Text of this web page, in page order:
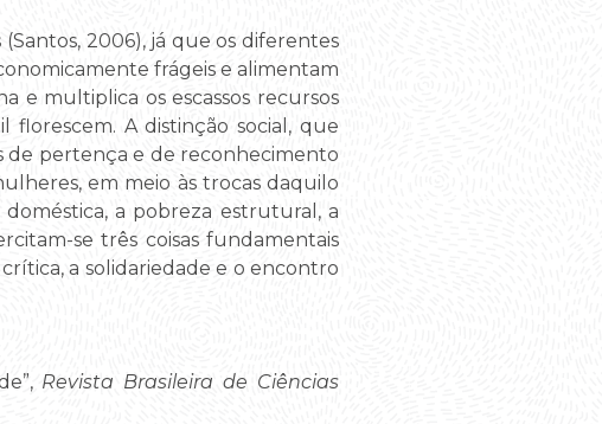
2006), já que os diferentes
frágeis e alimentam
e multiplica os escassos recursos
florescem. A distinção social, que
de pertença e de reconhecimento
em meio às trocas daquilo
a pobreza estrutural, a
se três coisas fundamentais
a solidariedade e o encontro
Revista Brasileira de Ciências